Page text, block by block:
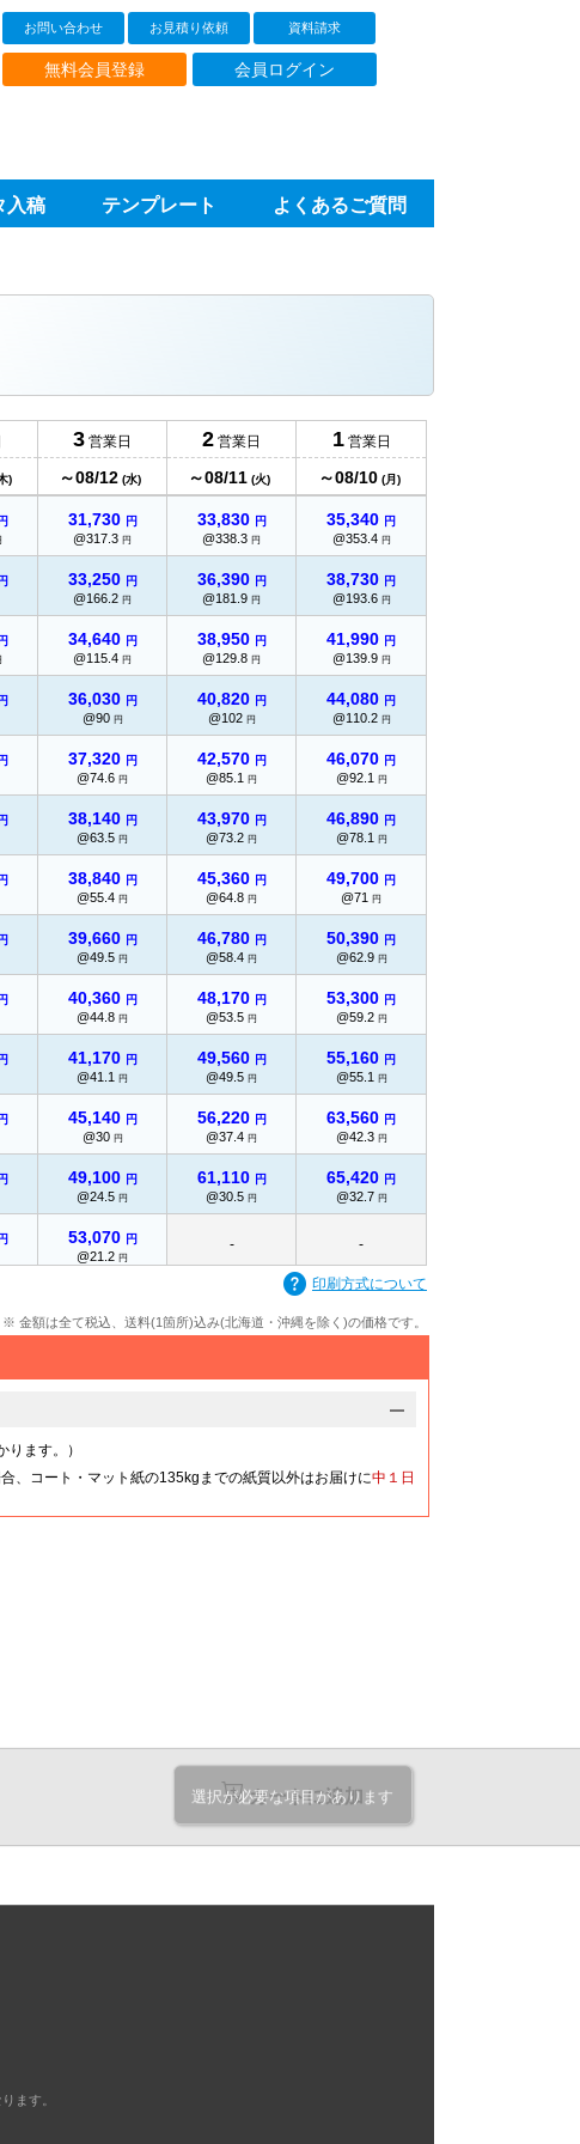
お問い合わせ お見積り依頼 資料請求
無料会員登録 会員ログイン
入稿 テンプレート よくあるご質問
)
3 営業日
～08/12 (水)
2 営業日
～08/11 (火)
1 営業日
～08/10 (月)
円 31,730 円
@317.3 円
33,830 円
@338.3 円
35,340 円
@353.4 円
円 33,250 円
@166.2 円
36,390 円
@181.9 円
38,730 円
@193.6 円
円 34,640 円
@115.4 円
38,950 円
@129.8 円
41,990 円
@139.9 円
円 36,030 円
@90 円
40,820 円
@102 円
44,080 円
@110.2 円
円 37,320 円
@74.6 円
42,570 円
@85.1 円
46,070 円
@92.1 円
円 38,140 円
@63.5 円
43,970 円
@73.2 円
46,890 円
@78.1 円
円 38,840 円
@55.4 円
45,360 円
@64.8 円
49,700 円
@71 円
円 39,660 円
@49.5 円
46,780 円
@58.4 円
50,390 円
@62.9 円
円 40,360 円
@44.8 円
48,170 円
@53.5 円
53,300 円
@59.2 円
円 41,170 円
@41.1 円
49,560 円
@49.5 円
55,160 円
@55.1 円
円 45,140 円
@30 円
56,220 円
@37.4 円
63,560 円
@42.3 円
円 49,100 円
@24.5 円
61,110 円
@30.5 円
65,420 円
@32.7 円
円 53,070 円
@21.2 円
- -
@19
68,560円 - -
-
- - -
- - -
印刷方式について
※ 金額は全て税込、送料(1箇所)込み(北海道・沖縄を除く)の価格です。
ます。）
、コート・マット紙の135kgまでの紙質以外はお届けに中１日
カートに追加
選択が必要な項目があります
ます。